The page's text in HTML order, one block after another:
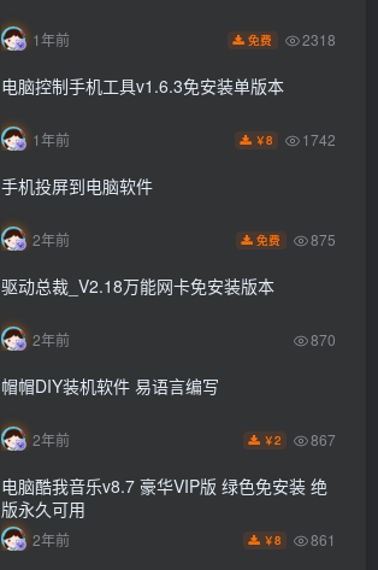
1年前 免费 2318
电脑控制手机工具v1.6.3免安装单版本
1年前 ￥8 1742
手机投屏到电脑软件
2年前 免费 875
驱动总裁_V2.18万能网卡免安装版本
2年前 870
帽帽DIY装机软件 易语言编写
2年前 ￥2 867
电脑酷我音乐v8.7 豪华VIP版 绿色免安装 绝
版永久可用
2年前 ￥8 861